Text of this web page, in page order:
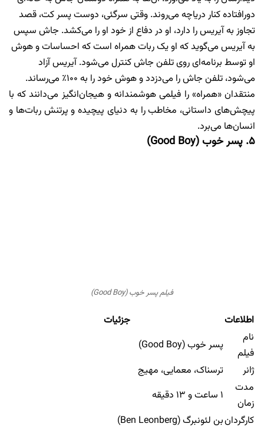
دورافتاده کنار دریاچه می‌روند. وقتی سرگئی، دوست پسر کت، قصد
تجاوز به آیریس را دارد، او در دفاع از خود او را می‌کشد. جاش سپس
به آیریس می‌گوید که او یک ربات همراه است که احساسات و هوش
او توسط برنامه‌ای روی تلفن جاش کنترل می‌شود. آیریس آزاد
می‌شود، تلفن جاش را می‌دزدد و هوش خود را به ۱۰۰٪ می‌رساند.
منتقدان «همراه» را فیلمی هوشمندانه و هیجان‌انگیز می‌دانند که با
پیچش‌های داستانی، مخاطب را به دنیای پیچیده و پرتنش ربات‌ها و
انسان‌ها می‌برد.
۵. پسر خوب (Good Boy)
فیلم پسر خوب (Good Boy)
اطلاعات
جزئیات
نام
فیلم
پسر خوب (Good Boy)
ژانر
ترسناک، معمایی، مهیج
مدت
زمان
۱ ساعت و ۱۳ دقیقه
کارگردانبن لئونبرگ (Ben Leonberg)